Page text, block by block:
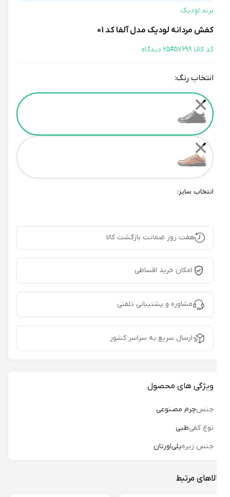
برند لودیک
کفش مردانه لودیک مدل آلفا کد 01
کد کالا 57698# 25 دیدگاه
انتخاب رنگ:
Color
✕
✕
انتخاب سایز:
هفت روز ضمانت بازگشت کالا
امکان خرید اقساطی
مشاوره و پشتیبانی تلفنی
ارسال سریع به سراسر کشور
ویژگی های محصول
جنسچرم مصنوعی
نوع کفی طبی
جنس زیره پلی‌اورتان
مرتبط